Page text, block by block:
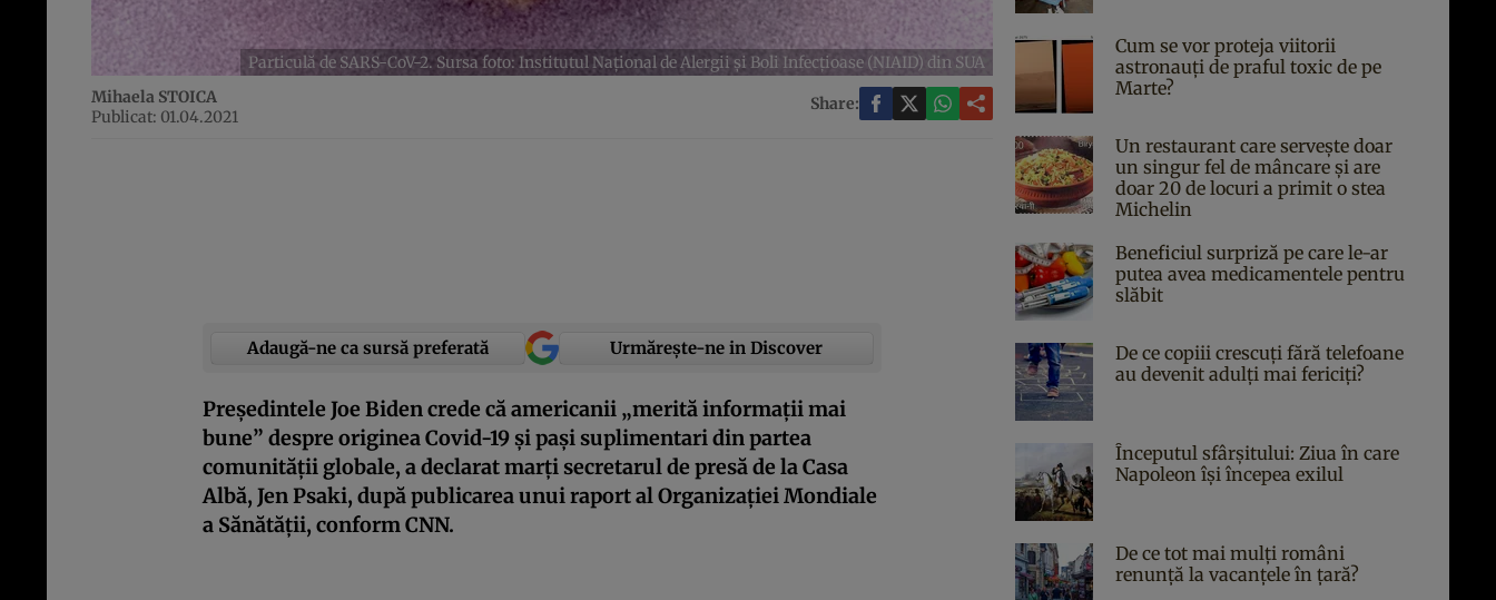
Particulă de SARS-CoV-2. Sursa foto: Institutul Naţional de Alergii şi Boli Infecţioase (NIAID) din SUA
Mihaela STOICA
Publicat: 01.04.2021
Share:
Adaugă-ne ca sursă preferată Urmărește-ne in Discover
Președintele Joe Biden crede că americanii „merită informații mai
bune” despre originea Covid-19 și pași suplimentari din partea
comunității globale, a declarat marți secretarul de presă de la Casa
Albă, Jen Psaki, după publicarea unui raport al Organizației Mondiale
a Sănătății, conform CNN.
Cum se vor proteja viitorii
astronauți de praful toxic de pe
Marte?
Un restaurant care servește doar
un singur fel de mâncare și are
doar 20 de locuri a primit o stea
Michelin
Beneficiul surpriză pe care le-ar
putea avea medicamentele pentru
slăbit
De ce copiii crescuți fără telefoane
au devenit adulți mai fericiți?
Începutul sfârşitului: Ziua în care
Napoleon îşi începea exilul
De ce tot mai mulți români
renunță la vacanțele în țară?